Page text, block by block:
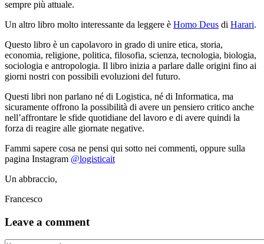
sempre più attuale.
Un altro libro molto interessante da leggere è Homo Deus di Harari.
Questo libro è un capolavoro in grado di unire etica, storia,
economia, religione, politica, filosofia, scienza, tecnologia, biologia,
sociologia e antropologia. Il libro inizia a parlare dalle origini fino ai
giorni nostri con possibili evoluzioni del futuro.
Questi libri non parlano né di Logistica, né di Informatica, ma
sicuramente offrono la possibilità di avere un pensiero critico anche
nell’affrontare le sfide quotidiane del lavoro e di avere quindi la
forza di reagire alle giornate negative.
Fammi sapere cosa ne pensi qui sotto nei commenti, oppure sulla
pagina Instagram @logisticait
Un abbraccio,
Francesco
Leave a comment